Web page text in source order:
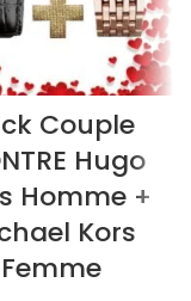
Couple
Hugo
Homme +
Kors
Femme